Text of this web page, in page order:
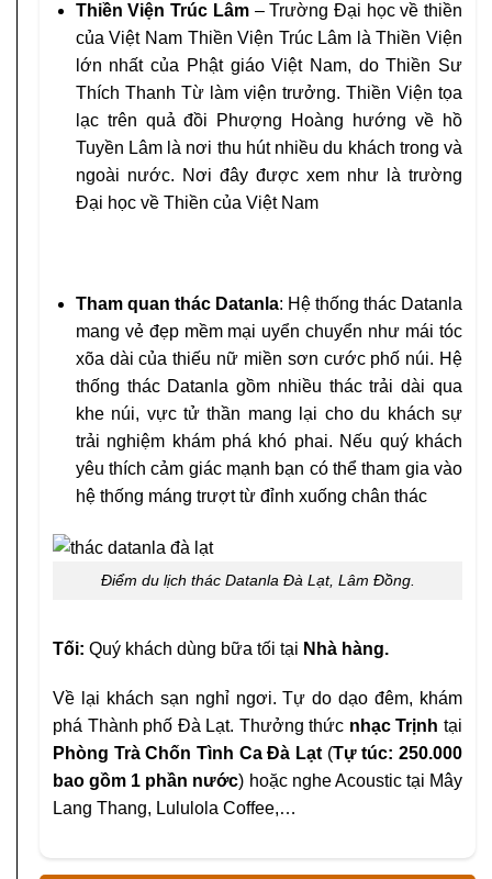
Thiền Viện Trúc Lâm– Trường Đại học về thiền
của Việt Nam Thiền Viện Trúc Lâm là Thiền Viện
lớn nhất của Phật giáo Việt Nam, do Thiền Sư
Thích Thanh Từ làm viện trưởng. Thiền Viện tọa
lạc trên quả đồi Phượng Hoàng hướng về hồ
Tuyền Lâm là nơi thu hút nhiều du khách trong và
ngoài nước. Nơi đây được xem như là trường
Đại học về Thiền của Việt Nam
Tham quan thác Datanla: Hệ thống thác Datanla
mang vẻ đẹp mềm mại uyển chuyển như mái tóc
xõa dài của thiếu nữ miền sơn cước phố núi. Hệ
thống thác Datanla gồm nhiều thác trải dài qua
khe núi, vực tử thần mang lại cho du khách sự
trải nghiệm khám phá khó phai. Nếu quý khách
yêu thích cảm giác mạnh bạn có thể tham gia vào
hệ thống máng trượt từ đỉnh xuống chân thác
Điểm du lịch thác Datanla Đà Lạt, Lâm Đồng.
Tối: Quý khách dùng bữa tối tại Nhà hàng.
Về lại khách sạn nghỉ ngơi. Tự do dạo đêm, khám
phá Thành phố Đà Lạt. Thưởng thức nhạc Trịnh tại
Phòng Trà Chốn Tình Ca Đà Lạt(Tự túc: 250.000
bao gồm 1 phần nước) hoặc nghe Acoustic tại Mây
Lang Thang, Lululola Coffee,…